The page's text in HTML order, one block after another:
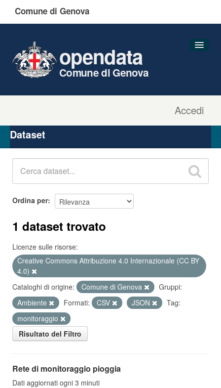
Comune di Genova
Accedi
opendata
Comune di Genova
Organizzazioni
Gruppi
Dataset
Ordina per
1 dataset trovato
Licenze sulle risorse:
Creative Commons Attribuzione 4.0 Internazionale (CC BY
4.0)
Cataloghi di origine:
Comune di Genova
Gruppi:
Ambiente
Formati: CSV JSON
Tag:
monitoraggio
Risultato del Filtro
Rete di monitoraggio pioggia
Dati aggiornati ogni 3 minuti